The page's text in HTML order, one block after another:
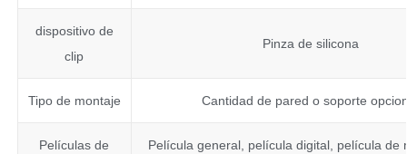
dispositivo de
clip
Pinza de silicona
Tipo de montaje Cantidad de pared o soporte
Películas de
Película general, película digital, película de